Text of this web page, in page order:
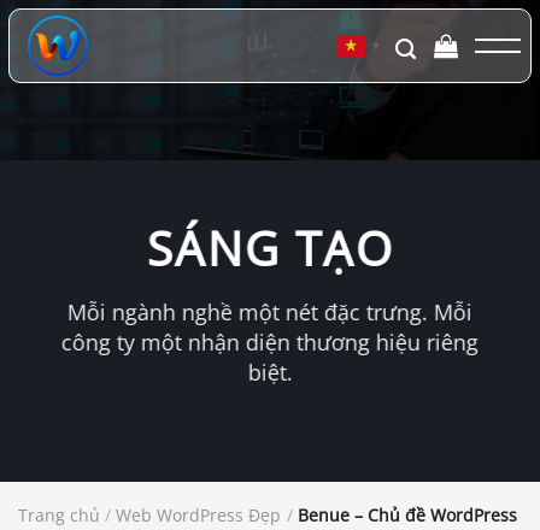
Chuyển
đến
dung
▼
SÁNG TẠO
Mỗi ngành nghề một nét đặc trưng. Mỗi
công ty một nhận diện thương hiệu riêng
biệt.
Trang chủ / Web WordPress Đẹp / Benue – Chủ đề WordPress